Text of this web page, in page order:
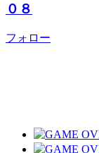
０８
フォロー